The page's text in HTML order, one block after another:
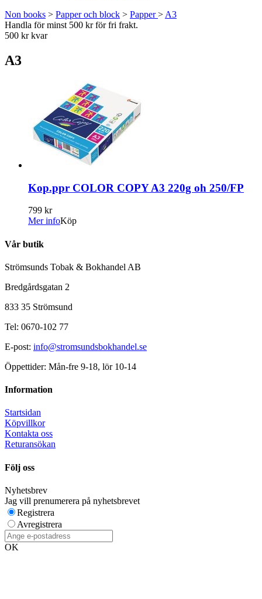
Non books > Papper och block > Papper> A3
Handla för minst 500 kr för fri frakt.
500 kr kvar
A3
Kop.ppr COLOR COPY A3 220g oh 250/FP
799 kr
Mer infoKöp
Vår butik
Strömsunds Tobak & Bokhandel AB
Bredgårdsgatan 2
833 35 Strömsund
Tel: 0670-102 77
E-post: info@stromsundsbokhandel.se
Öppettider: Mån-fre 9-18, lör 10-14
Information
Startsidan
Köpvillkor
Kontakta oss
Returansökan
Följ oss
Nyhetsbrev
Jag vill prenumerera på nyhetsbrevet
Registrera
Avregistrera
OK